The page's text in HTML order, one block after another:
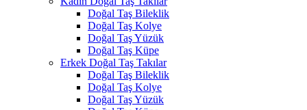
Doğal Taş Bileklik
Doğal Taş Kolye
Doğal Taş Yüzük
Doğal Taş Küpe
Erkek Doğal Taş Takılar
Doğal Taş Bileklik
Doğal Taş Kolye
Doğal Taş Yüzük